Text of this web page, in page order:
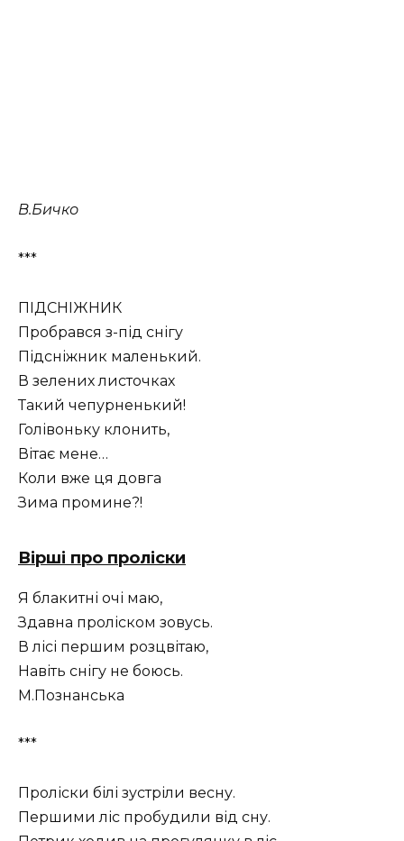
В.Бичко
***
ПІДСНІЖНИК
Пробрався з-під снігу
Підсніжник маленький.
В зелених листочках
Такий чепурненький!
Голівоньку клонить,
Вітає мене…
Коли вже ця довга
Зима промине?!
Вірші про проліски
Я блакитні очі маю,
Здавна проліском зовусь.
В лісі першим розцвітаю,
Навіть снігу не боюсь.
М.Познанська
***
Проліски білі зустріли весну.
Першими ліс пробудили від сну.